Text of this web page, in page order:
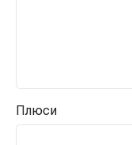
Плюси